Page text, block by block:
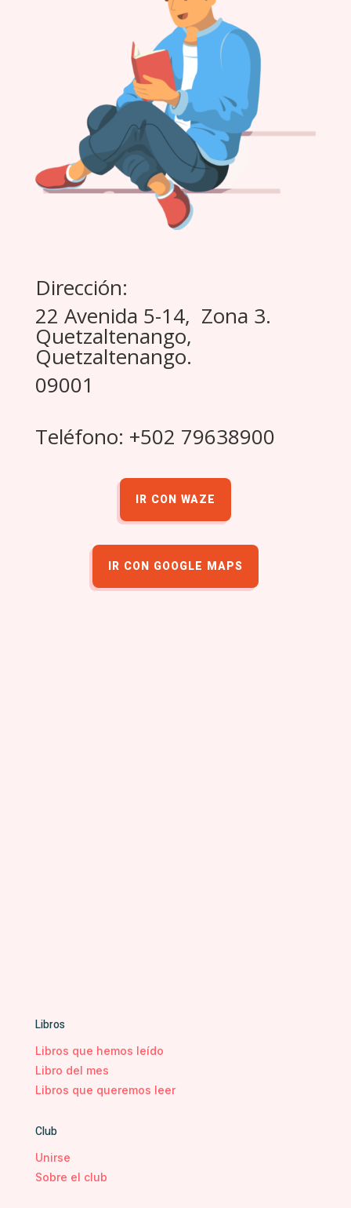
Dirección:
22 Avenida 5-14, Zona 3.
Quetzaltenango,
Quetzaltenango.
09001
Teléfono: +502 79638900
IR CON WAZE
IR CON GOOGLE MAPS
Libros
Libros que hemos leído
Libro del mes
Libros que queremos leer
Club
Unirse
Sobre el club